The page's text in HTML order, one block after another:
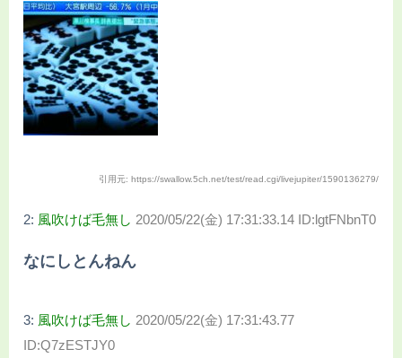
引用元: https://swallow.5ch.net/test/read.cgi/livejupiter/1590136279/
2: 風吹けば毛無し 2020/05/22(金) 17:31:33.14 ID:lgtFNbnT0
なにしとんねん
3: 風吹けば毛無し 2020/05/22(金) 17:31:43.77
ID:Q7zESTJY0